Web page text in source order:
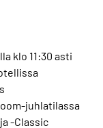
klo 11:30 asti
juhlatilassa
-Classic